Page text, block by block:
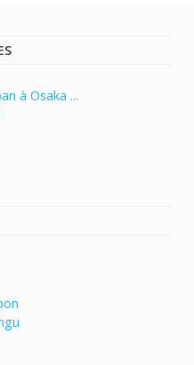
à Osaka ...